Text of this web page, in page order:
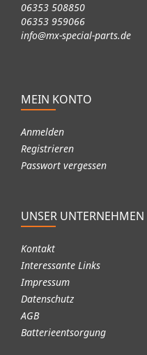
06353 508850
06353 959066
info@mx-special-parts.de
MEIN KONTO
Anmelden
Registrieren
Passwort vergessen
UNSER UNTERNEHMEN
Kontakt
Interessante Links
Impressum
Datenschutz
AGB
Batterieentsorgung